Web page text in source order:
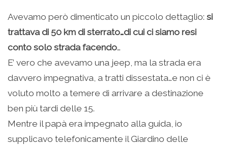
Avevamo però dimenticato un piccolo dettaglio: si
trattava di 50 km di sterrato…di cui ci siamo resi
conto solo strada facendo…
E’ vero che avevamo una jeep, ma la strada era
davvero impegnativa, a tratti dissestata…e non ci è
voluto molto a temere di arrivare a destinazione
ben più tardi delle 15.
Mentre il papà era impegnato alla guida, io
supplicavo telefonicamente il Giardino delle